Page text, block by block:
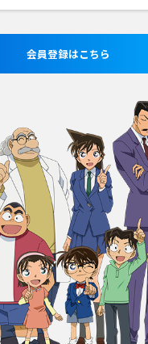
会員登録はこちら